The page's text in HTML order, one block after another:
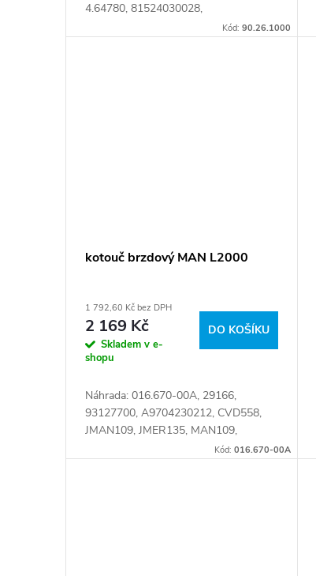
k 4.64780, 81524030028,
81.52403.0028, 9703560415 Číslo
Kód:90.26.1000
kotouč brzdový MAN L2000
1 792,60 Kč bez DPH
2 169 Kč
Skladem v e-
shopu
DO KOŠÍKU
Náhrada: 016.670-00A, 29166,
93127700, A9704230212, CVD558,
JMAN109, JMER135, MAN109,
MAN109M, MBR5092, MER135,
Kód:016.670-00A